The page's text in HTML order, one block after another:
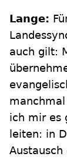
Lange:
auch gilt:
ich mir es
leiten: in